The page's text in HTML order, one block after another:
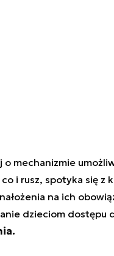
o mechanizmie
i rusz, spotyka się
na ich
dzieciom dostępu